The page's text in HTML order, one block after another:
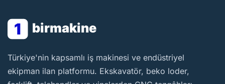
1 birmakine
BirMakine
Türkiye'nin kapsamlı iş makinesi ve endüstriyel
ekipman ilan platformu. Ekskavatör, beko loder,